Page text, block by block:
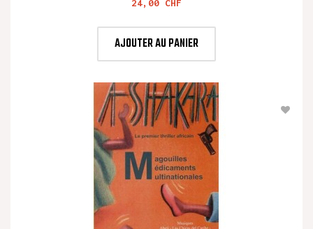
24,00 CHF
AJOUTER AU PANIER